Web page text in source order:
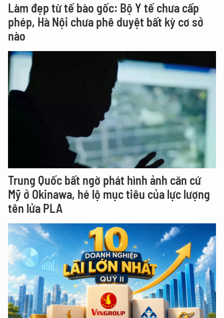
Làm đẹp từ tế bào gốc: Bộ Y tế chưa cấp
phép, Hà Nội chưa phê duyệt bất kỳ cơ sở
nào
Trung Quốc bất ngờ phát hình ảnh căn cứ
Mỹ ở Okinawa, hé lộ mục tiêu của lực lượng
tên lửa PLA